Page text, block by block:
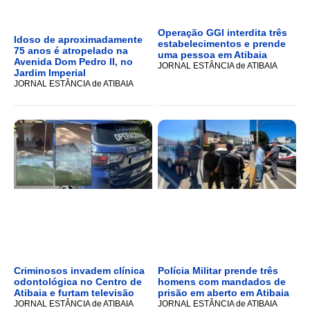
Idoso de aproximadamente
75 anos é atropelado na
Avenida Dom Pedro II, no
Jardim Imperial
JORNAL ESTÂNCIA de ATIBAIA
Operação GGI interdita três
estabelecimentos e prende
uma pessoa em Atibaia
JORNAL ESTÂNCIA de ATIBAIA
Criminosos invadem clínica
odontológica no Centro de
Atibaia e furtam televisão
JORNAL ESTÂNCIA de ATIBAIA
Polícia Militar prende três
homens com mandados de
prisão em aberto em Atibaia
JORNAL ESTÂNCIA de ATIBAIA